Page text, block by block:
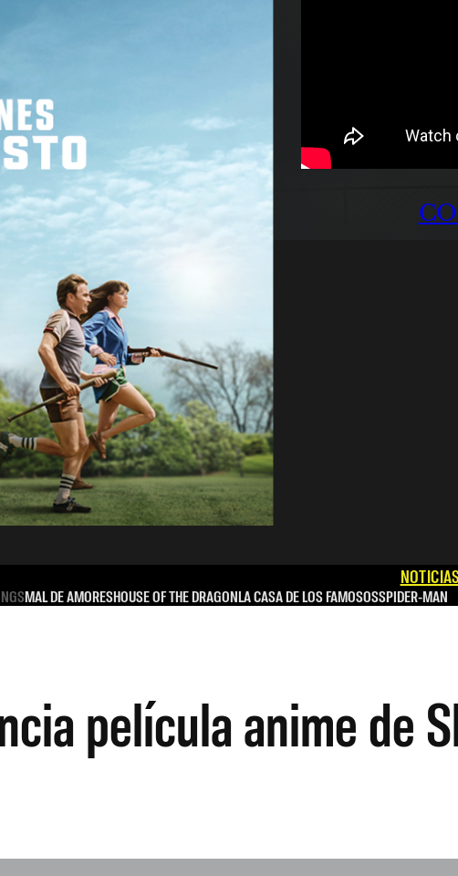
NOTICIAS
MAL DE AMORESHOUSE OF THE DRAGONLA CASA DE LOS FAMOSOSSPIDER-MAN
película anime de